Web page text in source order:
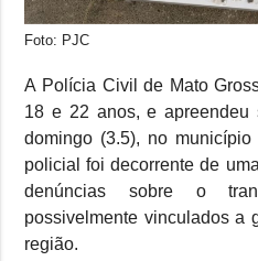
Foto: PJC
A Polícia Civil de Mato
18 e 22 anos, e apreendeu
domingo (3.5), no
policial foi decorrente de
denúncias sobre o
possivelmente vinculados a
região.